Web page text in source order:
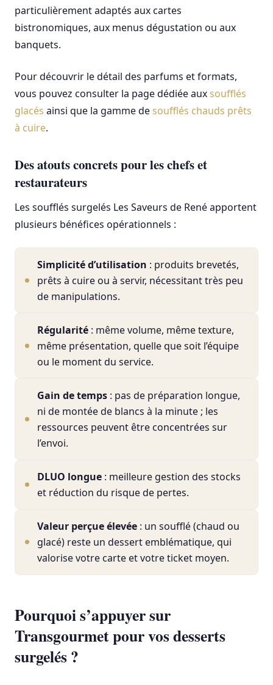
particulièrement adaptés aux cartes
bistronomiques, aux menus dégustation ou aux
banquets.
Pour découvrir le détail des parfums et formats,
vous pouvez consulter la page dédiée auxsoufflés
glacés ainsi que la gamme desoufflés chauds prêts
à cuire.
Des atouts concrets pour les chefs et
restaurateurs
Les soufflés surgelés Les Saveurs de René apportent
plusieurs bénéfices opérationnels :
Simplicité d’utilisation : produits brevetés,
prêts à cuire ou à servir, nécessitant très peu
de manipulations.
Régularité : même volume, même texture,
même présentation, quelle que soit l’équipe
ou le moment du service.
Gain de temps : pas de préparation longue,
ni de montée de blancs à la minute ; les
ressources peuvent être concentrées sur
l’envoi.
DLUO longue : meilleure gestion des stocks
et réduction du risque de pertes.
Valeur perçue élevée : un soufflé (chaud ou
glacé) reste un dessert emblématique, qui
valorise votre carte et votre ticket moyen.
Pourquoi s’appuyer sur
Transgourmet pour vos desserts
surgelés ?